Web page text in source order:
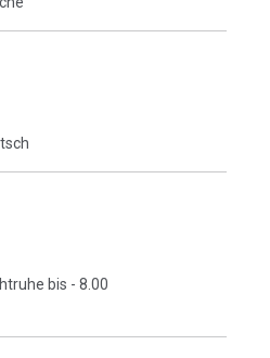
bis - 8.00